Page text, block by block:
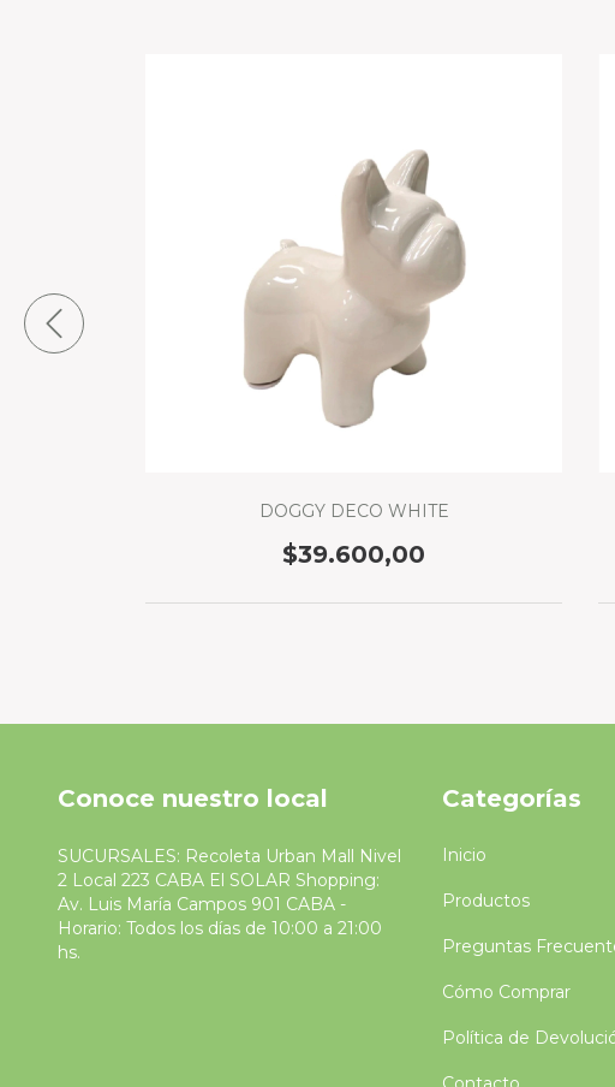
DOGGY DECO WHITE
$39.600,00
Conoce nuestro local
SUCURSALES: Recoleta Urban Mall Nivel
2 Local 223 CABA El SOLAR Shopping:
Av. Luis María Campos 901 CABA -
Horario: Todos los días de 10:00 a 21:00
hs.
Categorías
Inicio
Productos
Preguntas
Cómo Comprar
Política de